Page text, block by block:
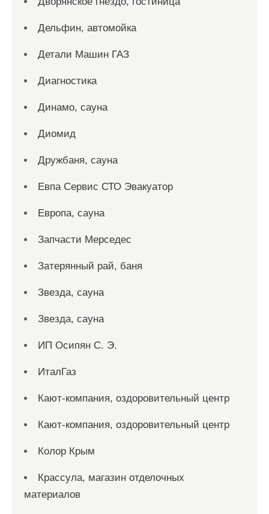
Дельфин, автомойка
Детали Машин ГАЗ
Диагностика
Динамо, сауна
Диомид
Дружбаня, сауна
Евпа Сервис СТО Эвакуатор
Европа, сауна
Запчасти Мерседес
Затерянный рай, баня
Звезда, сауна
Звезда, сауна
ИП Осипян С. Э.
ИталГаз
Кают-компания, оздоровительный центр
Кают-компания, оздоровительный центр
Колор Крым
Крассула, магазин отделочных
материалов